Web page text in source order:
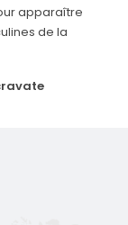
apparaître
de la